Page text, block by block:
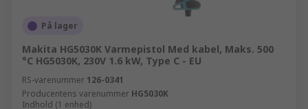
På lager
Makita HG5030K Varmepistol Med kabel, Maks. 500
°C HG5030K, 230V 1.6 kW, Type C - EU
RS-varenummer 126-0341
Producentens varenummer HG5030K
Indhold (1 enhed)